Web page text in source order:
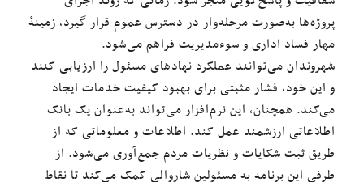
پروژه‌ها به‌صورت مرحله‌وار در دسترس عموم قرار گیرد، زمینهٔ
مهار فساد اداری و سوء‌مدیریت فراهم می‌شود.
شهروندان می‌توانند عملکرد نهادهای مسئول را ارزیابی کنند
و این خود، فشار مثبتی برای بهبود کیفیت خدمات ایجاد
می‌کند. همچنان، این نرم‌افزار می‌تواند به‌عنوان یک بانک
اطلاعاتی ارزشمند عمل کند. اطلاعات و معلوماتی که از
طریق ثبت شکایات و نظریات مردم جمع‌آوری می‌شود. از
طرفی این برنامه به مسئولین شاروالی کمک می‌کند تا نقاط